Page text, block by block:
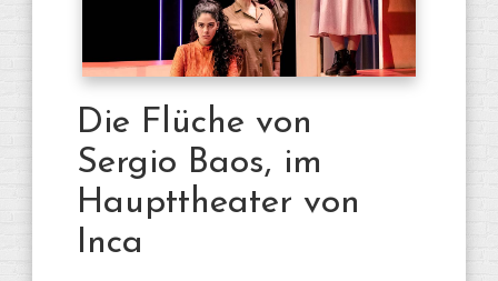
Die Flüche von
Sergio Baos, im
Haupttheater von
Inca